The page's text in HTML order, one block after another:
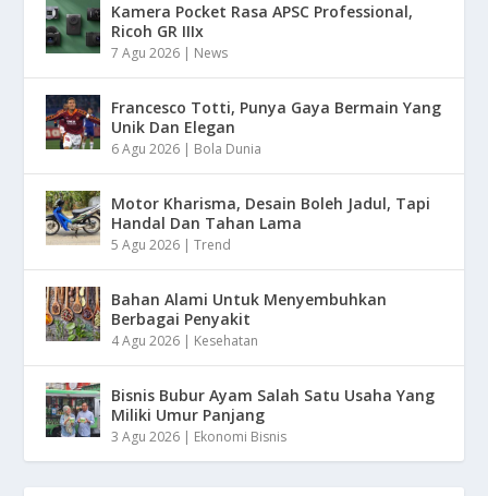
Kamera Pocket Rasa APSC Professional,
Ricoh GR IIIx
7 Agu 2026 | News
Francesco Totti, Punya Gaya Bermain Yang
Unik Dan Elegan
6 Agu 2026 | Bola Dunia
Motor Kharisma, Desain Boleh Jadul, Tapi
Handal Dan Tahan Lama
5 Agu 2026 |Trend
Bahan Alami Untuk Menyembuhkan
Berbagai Penyakit
4 Agu 2026 | Kesehatan
Bisnis Bubur Ayam Salah Satu Usaha Yang
Miliki Umur Panjang
3 Agu 2026 | Ekonomi Bisnis